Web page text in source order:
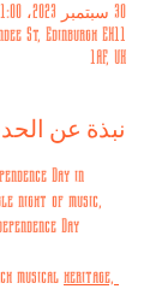
30 سبتمبر 2023، 11:00 م
St, Edinburgh EH11
1AF, UK
نبذة عن
Day in
night of music,
Day
musical heritage,